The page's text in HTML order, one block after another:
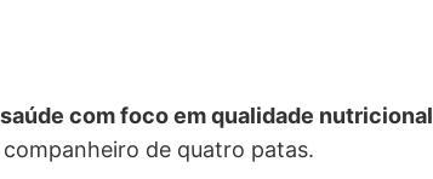
com foco em qualidade nutricional
de quatro patas.